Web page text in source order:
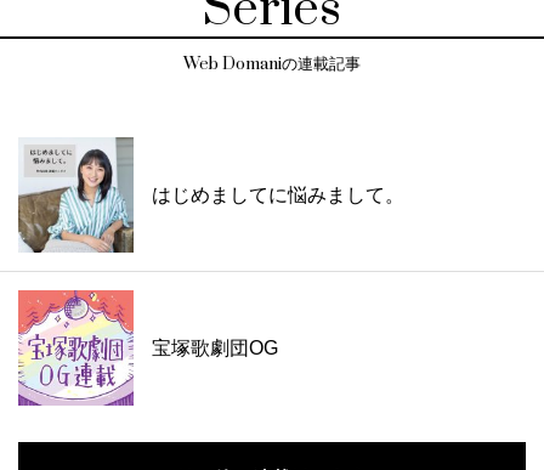
Web Domaniの連載記事
はじめましてに悩みまして。
宝塚歌劇団OG